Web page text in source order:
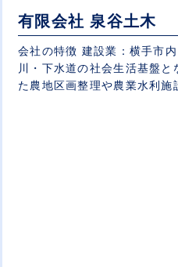
有限会社 泉谷土木
会社の特徴 建設業：横手市内を中心に、道路や河
川・下水道の社会生活基盤と
た農地区画整理や農業水利施